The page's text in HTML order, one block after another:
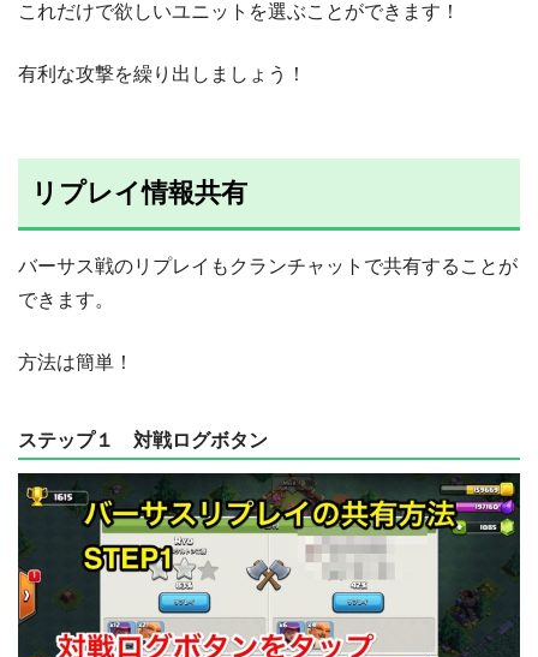
これだけで欲しいユニットを選ぶことができます！
有利な攻撃を繰り出しましょう！
リプレイ情報共有
バーサス戦のリプレイもクランチャットで共有することが
できます。
方法は簡単！
ステップ１ 対戦ログボタン